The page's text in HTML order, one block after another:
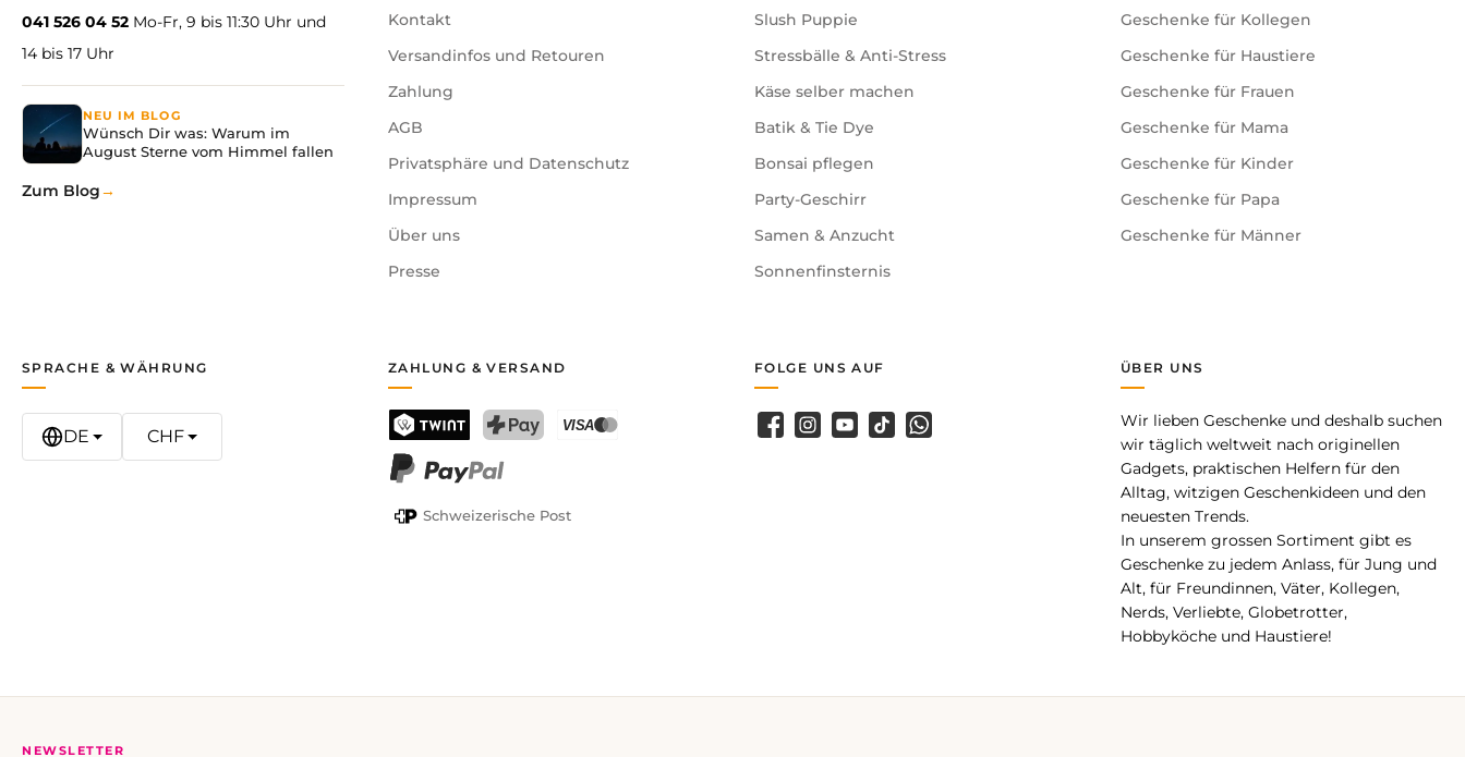
041 526 04 52 Mo-Fr, 9 bis 11:30 Uhr und
14 bis 17 Uhr
NEU IM BLOG
Wünsch Dir was: Warum im
August Sterne vom Himmel fallen
Zum Blog
Kontakt
Versandinfos und Retouren
Zahlung
AGB
Privatsphäre und Datenschutz
Impressum
Über uns
Presse
Slush Puppie
Stressbälle & Anti-Stress
Käse selber machen
Batik & Tie Dye
Bonsai pflegen
Party-Geschirr
Samen & Anzucht
Sonnenfinsternis
Geschenke für Kollegen
Geschenke für Haustiere
Geschenke für Frauen
Geschenke für Mama
Geschenke für Kinder
Geschenke für Papa
Geschenke für Männer
ÜBER UNS
Wir lieben Geschenke und deshalb suchen
wir täglich weltweit nach originellen
Gadgets, praktischen Helfern für den
Alltag, witzigen Geschenkideen und den
neuesten Trends.
In unserem grossen Sortiment gibt es
Geschenke zu jedem Anlass, für Jung und
Alt, für Freundinnen, Väter, Kollegen,
Nerds, Verliebte, Globetrotter,
Hobbyköche und Haustiere!
ZAHLUNG & VERSAND
TWINT
Schweizerische Post
SPRACHE & WÄHRUNG
DE CHF
FOLGE UNS AUF
Facebook
Instagram
YouTubeTikTokWhatsApp
NEWSLETTER